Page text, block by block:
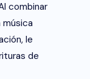
combinar
música
le
de